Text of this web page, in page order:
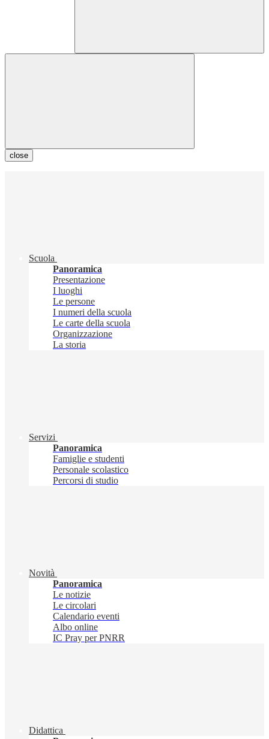
close
Scuola
Panoramica
Presentazione
I luoghi
Le persone
I numeri della scuola
Le carte della scuola
Organizzazione
La storia
Servizi
Panoramica
Famiglie e studenti
Personale scolastico
Percorsi di studio
Novità
Panoramica
Le notizie
Le circolari
Calendario eventi
Albo online
IC Pray per PNRR
Didattica